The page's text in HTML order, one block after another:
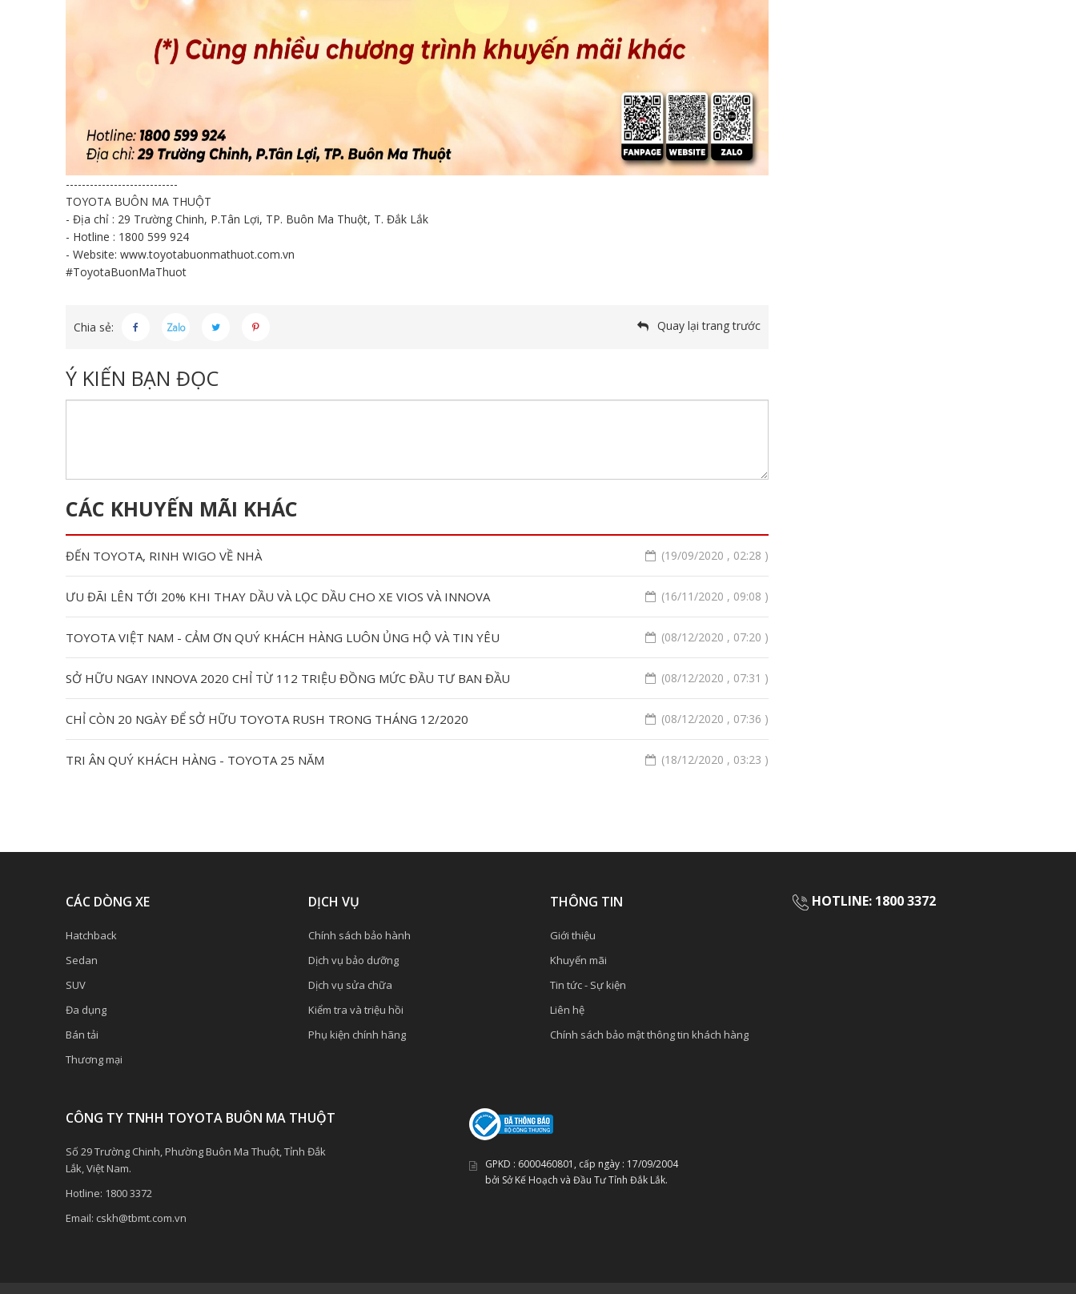
----------------------------
TOYOTA BUÔN MA THUỘT
- Địa chỉ : 29 Trường Chinh, P.Tân Lợi, TP. Buôn Ma Thuột, T. Đắk Lắk
- Hotline : 1800 599 924
- Website: www.toyotabuonmathuot.com.vn
#ToyotaBuonMaThuot
Chia sẻ: Quay lại trang trước
Ý KIẾN BẠN ĐỌC
CÁC KHUYẾN MÃI KHÁC
ĐẾN TOYOTA, RINH WIGO VỀ NHÀ (19/09/2020 , 02:28 )
ƯU ĐÃI LÊN TỚI 20% KHI THAY DẦU VÀ LỌC DẦU CHO XE VIOS VÀ INNOVA (16/11/2020 , 09:08 )
TOYOTA VIỆT NAM - CẢM ƠN QUÝ KHÁCH HÀNG LUÔN ỦNG HỘ VÀ TIN YÊU (08/12/2020 , 07:20 )
SỞ HỮU NGAY INNOVA 2020 CHỈ TỪ 112 TRIỆU ĐỒNG MỨC ĐẦU TƯ BAN ĐẦU (08/12/2020 , 07:31 )
CHỈ CÒN 20 NGÀY ĐỂ SỞ HỮU TOYOTA RUSH TRONG THÁNG 12/2020 (08/12/2020 , 07:36 )
TRI ÂN QUÝ KHÁCH HÀNG - TOYOTA 25 NĂM (18/12/2020 , 03:23 )
CÁC DÒNG XE
Hatchback
Sedan
SUV
Đa dụng
Bán tải
Thương mại
DỊCH VỤ
Chính sách bảo hành
Dịch vụ bảo dưỡng
Dịch vụ sửa chữa
Kiểm tra và triệu hồi
Phụ kiện chính hãng
THÔNG TIN
Giới thiệu
Khuyến mãi
Tin tức - Sự kiện
Liên hệ
Chính sách bảo mật thông tin khách hàng
HOTLINE: 1800 3372
CÔNG TY TNHH TOYOTA BUÔN MA THUỘT
Số 29 Trường Chinh, Phường Buôn Ma Thuột, Tỉnh Đắk
Lắk, Việt Nam.
Hotline: 1800 3372
Email: cskh@tbmt.com.vn
GPKD : 6000460801 , cấp ngày : 17/09/2004
bởi Sở Kế Hoạch và Đầu Tư Tỉnh Đắk Lắk.